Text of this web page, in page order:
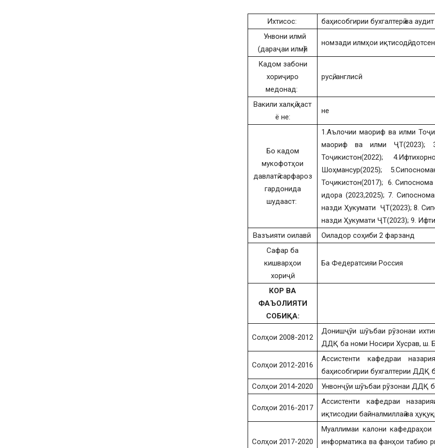
Ихтисос:
баҳисобгирии бухгалтерӣ ва аудит
Унвони илмӣ
(дараҷаи илмӣ):
номзади илмҳои иқтисодӣ,
Кадом забони
хориҷиро
медонад:
русӣ, англисӣ
Вакили халқӣ ҳаст
ё не:
не
Бо кадом
мукофотҳои
давлатӣ сарфароз
гардонида
шудааст:
1.Аълочии маориф ва илми
маориф ва илми ҶТ(2023);
Тоҷикистон(2022);
Шоҳмансур(2025);
Тоҷикистон(2017); 6.
идора (2023,2025); 7.
назди Ҳукумати ҶТ(2023); 8.
назди Ҳукумати ҶТ(2023); 9.
Вазъияти оилавӣ:
Оиладор соҳиби 2 фарзанд
Сафар ба
кишварҳои
хориҷӣ:
Ба Федератсияи Россия
КОР ВА
ФАЪОЛИЯТИ
СОБИҚА:
Солҳои 2008-2012
Донишҷӯи шӯъбаи рӯзонаи
ДДҚ ба номи Носири Хусрав, ш.
Солҳои 2012-2016
Ассистенти кафедраи
баҳисобгирии бухгалтерии ДДҚ
Солҳои 2014-2020
Унвонҷӯи шӯъбаи рӯзонаи ДДҚ
Солҳои 2016-2017
Ассистенти кафедраи
иқтисодии байналмиллаӣ ва
Солҳои 2017-2020
Муаллимаи калони кафедраҳои
информатика ва фанҳои табию